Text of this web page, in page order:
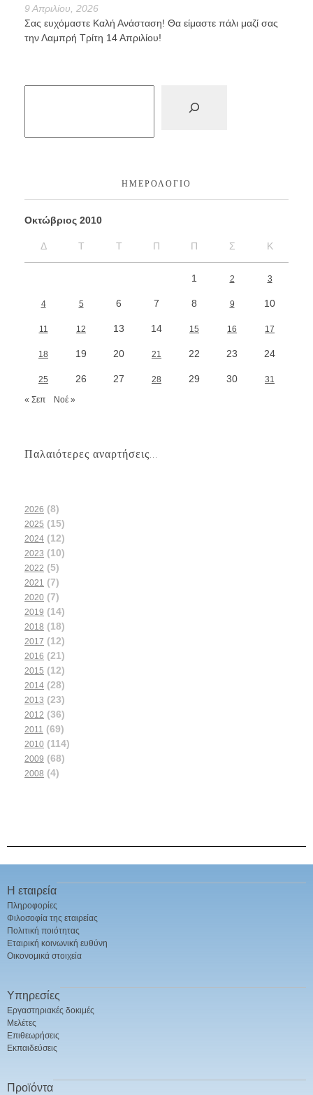
9 Απριλίου, 2026
Σας ευχόμαστε Καλή Ανάσταση! Θα είμαστε πάλι μαζί σας
την Λαμπρή Τρίτη 14 Απριλίου!
ΗΜΕΡΟΛΌΓΙΟ
Οκτώβριος 2010
Δ Τ Τ Π Π Σ Κ
1 2 3
4 5 6 7 8 9 10
11 12 13 14 15 16 17
18 19 20 21 22 23 24
25 26 27 28 29 30 31
« Σεπ Νοέ »
Παλαιότερες αναρτήσεις...
2026 (8)
2025 (15)
2024 (12)
2023 (10)
2022 (5)
2021 (7)
2020 (7)
2019 (14)
2018 (18)
2017 (12)
2016 (21)
2015 (12)
2014 (28)
2013 (23)
2012 (36)
2011 (69)
2010 (114)
2009 (68)
2008 (4)
Η εταιρεία
Πληροφορίες
Φιλοσοφία της εταιρείας
Πολιτική ποιότητας
Εταιρική κοινωνική ευθύνη
Οικονομικά στοιχεία
Υπηρεσίες
Εργαστηριακές δοκιμές
Μελέτες
Επιθεωρήσεις
Εκπαιδεύσεις
Προϊόντα